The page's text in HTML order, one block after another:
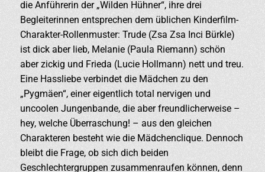
die Anführerin der „Wilden Hühner“, ihre drei
Begleiterinnen entsprechen dem üblichen Kinderfilm-
Charakter-Rollenmuster: Trude (Zsa Zsa Inci Bürkle)
ist dick aber lieb, Melanie (Paula Riemann) schön
aber zickig und Frieda (Lucie Hollmann) nett und treu.
Eine Hassliebe verbindet die Mädchen zu den
„Pygmäen“, einer eigentlich total nervigen und
uncoolen Jungenbande, die aber freundlicherweise –
hey, welche Überraschung! – aus den gleichen
Charakteren besteht wie die Mädchenclique. Dennoch
bleibt die Frage, ob sich dich beiden
Geschlechtergruppen zusammenraufen können, denn